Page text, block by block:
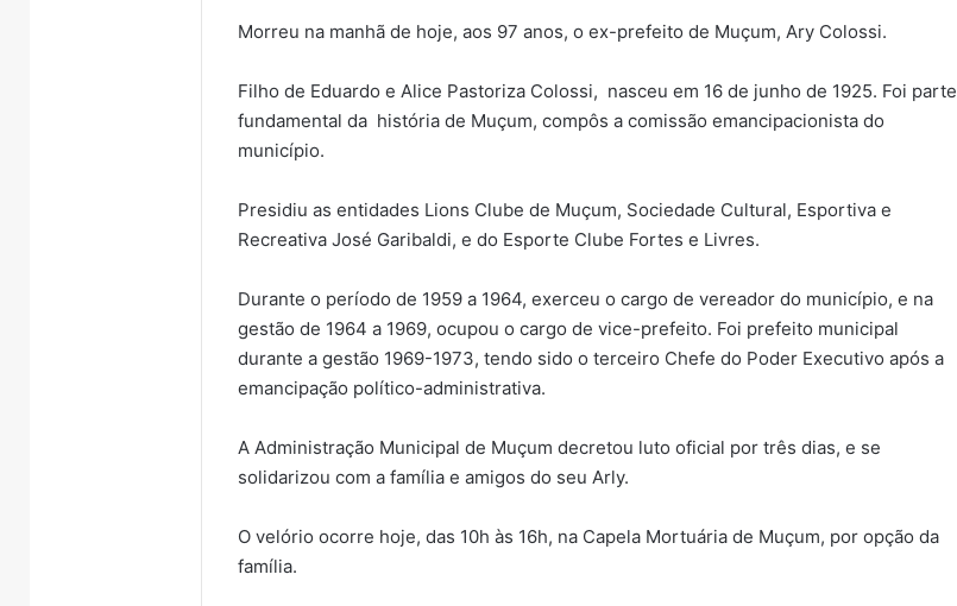
Morreu na manhã de hoje, aos 97 anos, o ex-prefeito de Muçum, Ary Colossi.
Filho de Eduardo e Alice Pastoriza Colossi, nasceu em 16 de junho de 1925. Foi parte
fundamental da história de Muçum, compôs a comissão emancipacionista do
município.
Presidiu as entidades Lions Clube de Muçum, Sociedade Cultural, Esportiva e
Recreativa José Garibaldi, e do Esporte Clube Fortes e Livres.
Durante o período de 1959 a 1964, exerceu o cargo de vereador do município, e na
gestão de 1964 a 1969, ocupou o cargo de vice-prefeito. Foi prefeito municipal
durante a gestão 1969-1973, tendo sido o terceiro Chefe do Poder Executivo após a
emancipação político-administrativa.
A Administração Municipal de Muçum decretou luto oficial por três dias, e se
solidarizou com a família e amigos do seu Arly.
O velório ocorre hoje, das 10h às 16h, na Capela Mortuária de Muçum, por opção da
família.